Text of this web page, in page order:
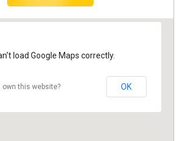
load Google Maps correctly.
own this website? OK